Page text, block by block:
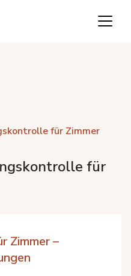
für Zimmer
für
Zimmer –